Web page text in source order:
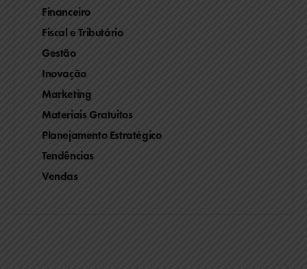
Financeiro
Fiscal e Tributário
Gestão
Inovação
Marketing
Materiais Gratuitos
Planejamento Estratégico
Tendências
Vendas